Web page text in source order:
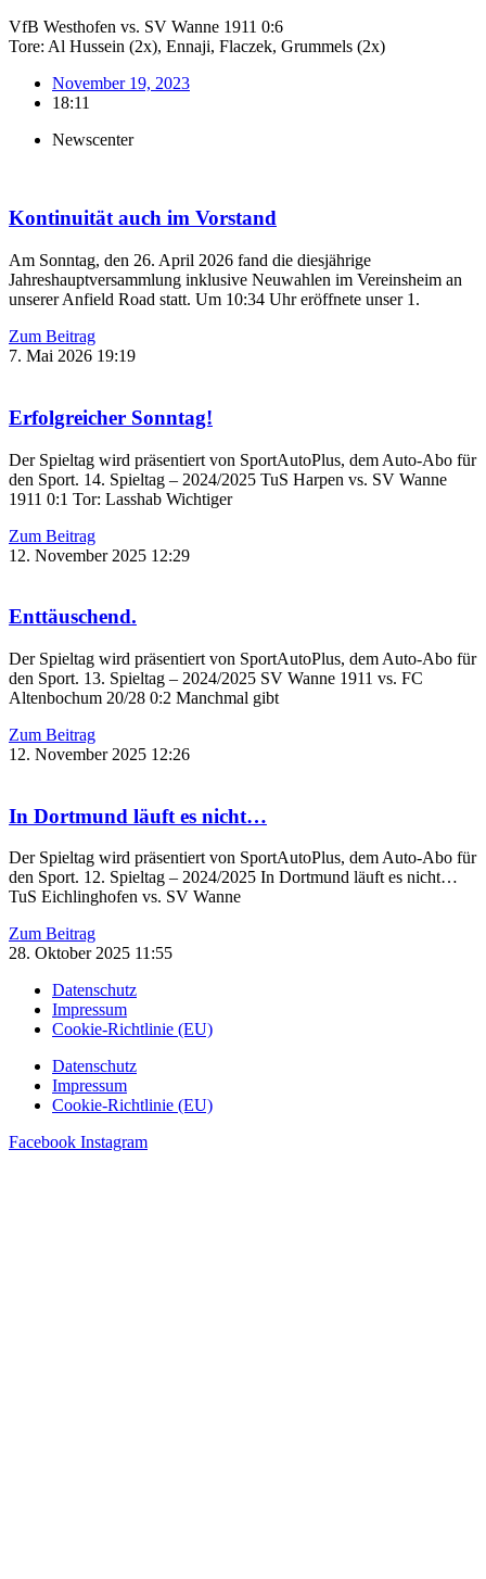
VfB Westhofen vs. SV Wanne 1911 0:6
Tore: Al Hussein (2x), Ennaji, Flaczek, Grummels (2x)
November 19, 2023
18:11
Newscenter
Kontinuität auch im Vorstand
Am Sonntag, den 26. April 2026 fand die diesjährige
Jahreshauptversammlung inklusive Neuwahlen im Vereinsheim an
unserer Anfield Road statt. Um 10:34 Uhr eröffnete unser 1.
Zum Beitrag
7. Mai 2026 19:19
Erfolgreicher Sonntag!
Der Spieltag wird präsentiert von SportAutoPlus, dem Auto-Abo für
den Sport. 14. Spieltag – 2024/2025 TuS Harpen vs. SV Wanne
1911 0:1 Tor: Lasshab Wichtiger
Zum Beitrag
12. November 2025 12:29
Enttäuschend.
Der Spieltag wird präsentiert von SportAutoPlus, dem Auto-Abo für
den Sport. 13. Spieltag – 2024/2025 SV Wanne 1911 vs. FC
Altenbochum 20/28 0:2 Manchmal gibt
Zum Beitrag
12. November 2025 12:26
In Dortmund läuft es nicht…
Der Spieltag wird präsentiert von SportAutoPlus, dem Auto-Abo für
den Sport. 12. Spieltag – 2024/2025 In Dortmund läuft es nicht…
TuS Eichlinghofen vs. SV Wanne
Zum Beitrag
28. Oktober 2025 11:55
Datenschutz
Impressum
Cookie-Richtlinie (EU)
Datenschutz
Impressum
Cookie-Richtlinie (EU)
Facebook Instagram